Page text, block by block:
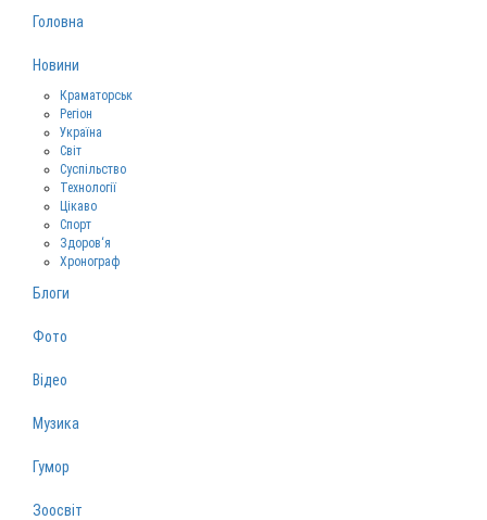
Головна
Новини
Краматорськ
Регіон
Україна
Світ
Суспільство
Технології
Цікаво
Спорт
Здоров‘я
Хронограф
Блоги
Фото
Відео
Музика
Гумор
Зоосвіт